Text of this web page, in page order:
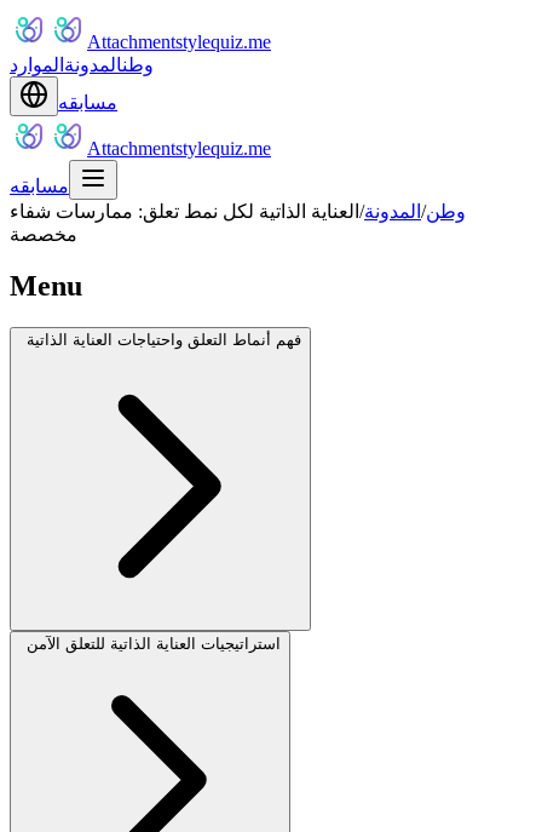
Attachmentstylequiz.me
وطنالمدونة الموارد
مسابقه
Attachmentstylequiz.me
مسابقه
وطن/ المدونة/ العناية الذاتية لكل نمط تعلق: ممارسات شفاء
مخصصة
Menu
فهم أنماط التعلق واحتياجات العناية الذاتية
استراتيجيات العناية الذاتية للتعلق الآمن